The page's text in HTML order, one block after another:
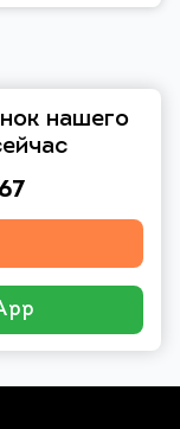
нашего